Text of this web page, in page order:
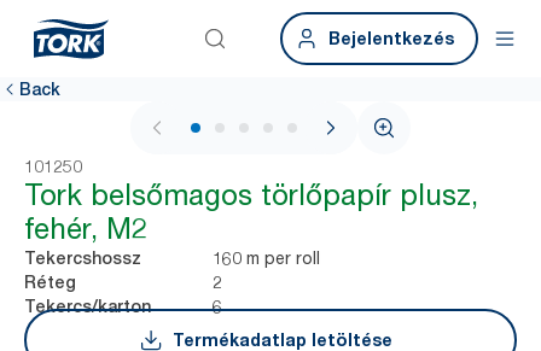
Bejelentkezés
Back
1 / 5
101250
Tork belsőmagos törlőpapír plusz,
fehér, M2
Tekercshossz 160 m per roll
Réteg 2
Tekercs/karton
6
Termékadatlap letöltése